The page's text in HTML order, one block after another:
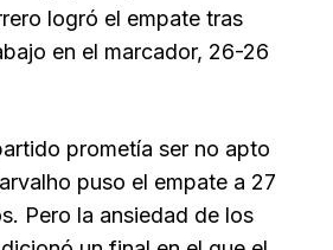
logró el empate tras
en el marcador, 26-26
prometía ser no apto
puso el empate a 27
Pero la ansiedad de los